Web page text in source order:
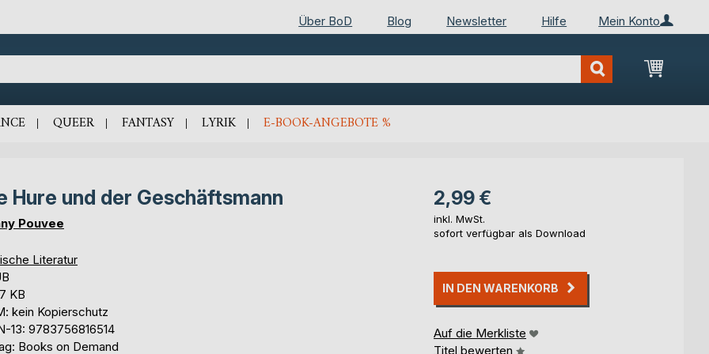
Mein Konto
Über BoD Blog Newsletter Hilfe
Mein
QUEER FANTASY LYRIK E-BOOK-ANGEBOTE %
Hure und der Geschäftsmann
Pouvee
Literatur
KB
kein Kopierschutz
13: 9783756816514
Books on Demand
2,99 €
inkl. MwSt.
sofort verfügbar als Download
IN DEN WARENKORB
Auf die Merkliste
Titel bewerten